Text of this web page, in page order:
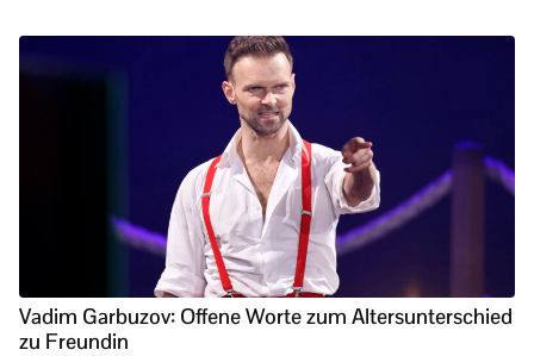
Vadim Garbuzov: Offene Worte zum Altersunterschied
zu Freundin